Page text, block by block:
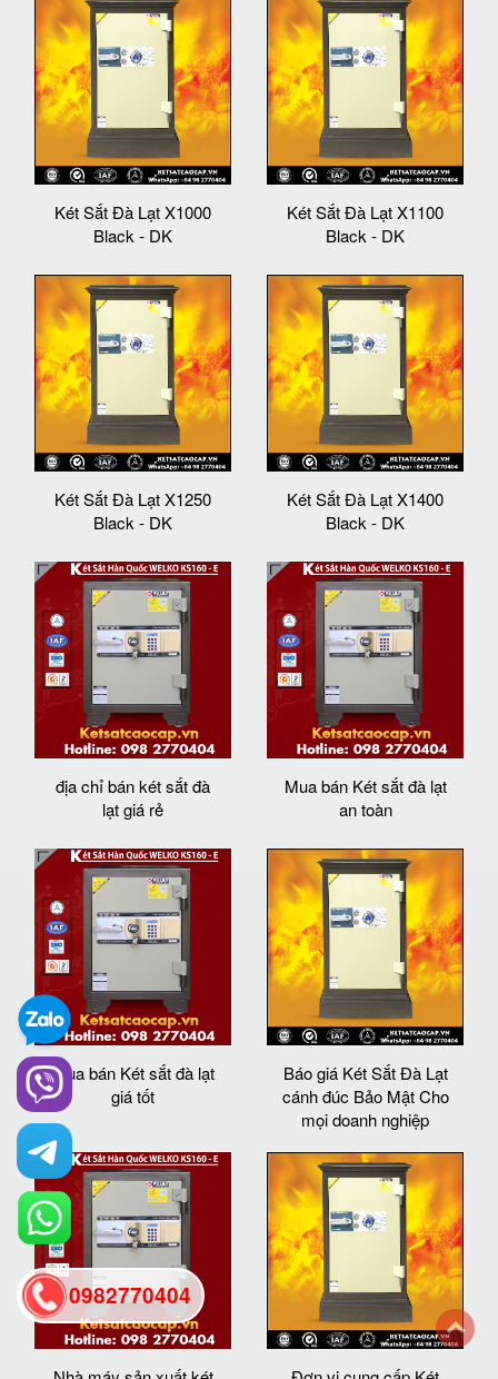
Két Sắt Đà Lạt X1000
Black - DK
Két Sắt Đà Lạt X1100
Black - DK
Két Sắt Đà Lạt X1250
Black - DK
Két Sắt Đà Lạt X1400
Black - DK
địa chỉ bán két sắt đà
lạt giá rẻ
Mua bán Két sắt đà lạt
an toàn
Mua bán Két sắt đà lạt
giá tốt
Báo giá Két Sắt Đà Lạt
cánh đúc Bảo Mật Cho
mọi doanh nghiệp
0982770404